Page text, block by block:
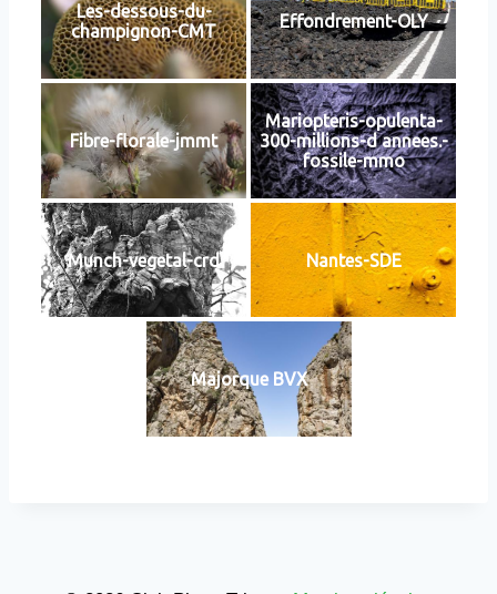
Les-dessous-du-
champignon-CMT
Effondrement-OLY
Fibre-florale-jmmt
Mariopteris-opulenta-
300-millions-d annees.-
fossile-mmo
Munch-vegetal-crd Nantes-SDE
Majorque BVX